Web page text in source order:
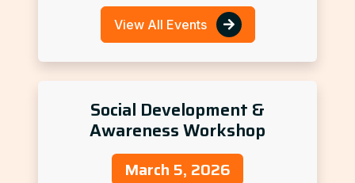
View All Events
Social Development &
Awareness Workshop
March 5, 2026